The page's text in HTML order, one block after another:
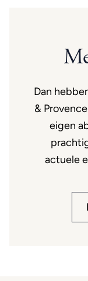
Dan
&
eigen
actuele